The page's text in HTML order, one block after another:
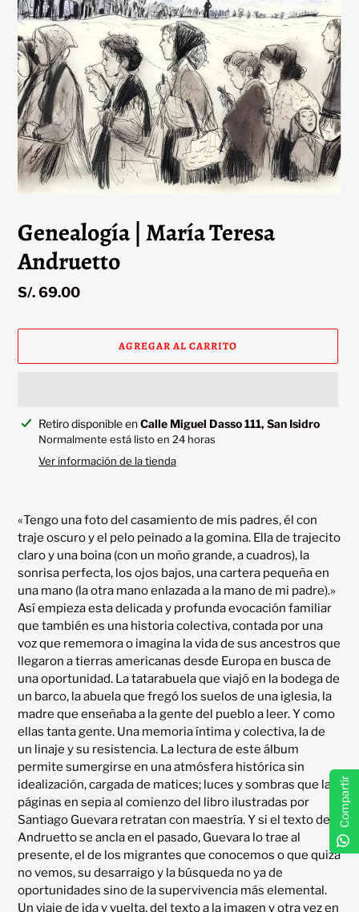
Genealogía | María Teresa
Andruetto
Precio
S/. 69.00
AGREGAR AL CARRITO
Agregando
producto
Retiro disponible enCalle Miguel Dasso 111, San Isidro
Normalmente está listo en 24 horas
Ver información de la tienda
«Tengo una foto del casamiento de mis padres, él con
traje oscuro y el pelo peinado a la gomina. Ella de trajecito
claro y una boina (con un moño grande, a cuadros), la
sonrisa perfecta, los ojos bajos, una cartera pequeña en
una mano (la otra mano enlazada a la mano de mi padre).»
Así empieza esta delicada y profunda evocación familiar
que también es una historia colectiva, contada por una
voz que rememora o imagina la vida de sus ancestros que
llegaron a tierras americanas desde Europa en busca de
una oportunidad. La tatarabuela que viajó en la bodega de
un barco, la abuela que fregó los suelos de una iglesia, la
madre que enseñaba a la gente del pueblo a leer. Y como
ellas tanta gente. Una memoria íntima y colectiva, la de
un linaje y su resistencia. La lectura de este álbum
permite sumergirse en una atmósfera histórica sin
idealización, cargada de matices; luces y sombras que las
páginas en sepia al comienzo del libro ilustradas por
Santiago Guevara retratan con maestría. Y si el texto de
Andruetto se ancla en el pasado, Guevara lo trae al
presente, el de los migrantes que conocemos o que quizá
no vemos, su desarraigo y la búsqueda no ya de
oportunidades sino de la supervivencia más elemental.
Un viaje de ida y vuelta, del texto a la imagen y otra vez en
Compartir